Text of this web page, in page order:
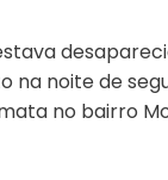
na noite de
no bairro